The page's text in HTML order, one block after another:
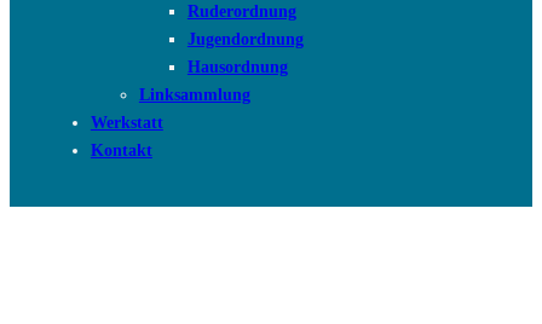
Ruderordnung
Jugendordnung
Hausordnung
Linksammlung
Werkstatt
Kontakt